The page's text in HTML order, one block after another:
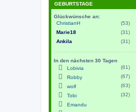
GEBURTSTAGE
Glückwünsche an:
ChristianH
(53)
Marie18
(31)
Ankila
(31)
In den nächsten 30 Tagen
Lobivia
(61)
Robby
(67)
wolf
(63)
Tobi
(32)
Emandu